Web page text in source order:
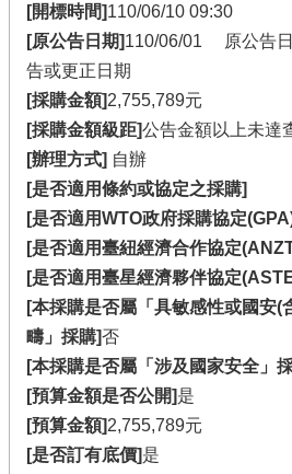
[開標時間]110/06/10 09:30
[原公告日期]110/06/01 原公告
告或更正日期
[採購金額]2,755,789元
[採購金額級距]公告金額以上未達
[辦理方式] 自辦
[是否適用條約或協定之採購]
[是否適用WTO政府採購協定
[是否適用臺紐經濟合作協定
[是否適用臺星經濟夥伴協定
[本採購是否屬「具敏感性或國安(
疇」採購]否
[本採購是否屬「涉及國家安全」
[預算金額是否公開]是
[預算金額]2,755,789元
[是否訂有底價]是